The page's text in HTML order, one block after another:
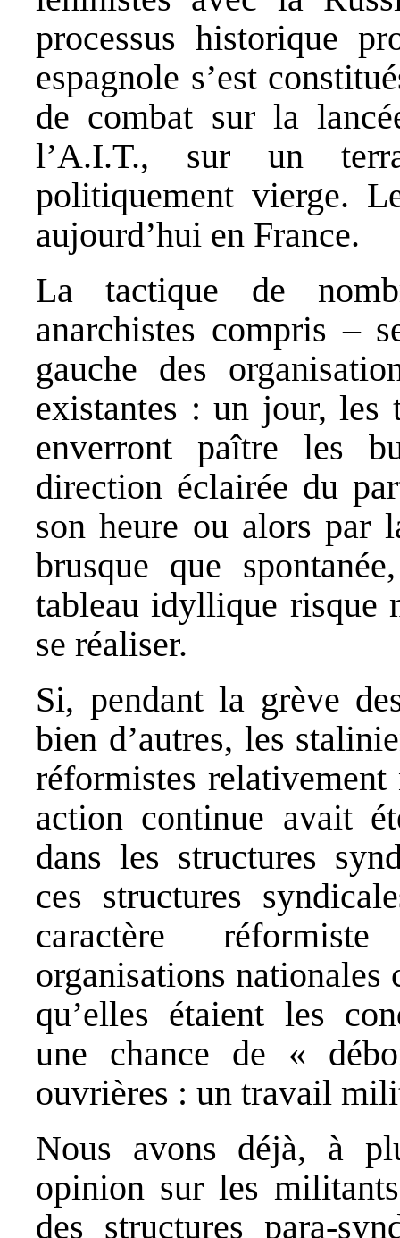
processus historique
espagnole s’est
de combat sur la
l’A.I.T., sur un
politiquement vierge.
aujourd’hui en France.
La tactique de
anarchistes compris –
gauche des
existantes : un jour, les
enverront paître les
direction éclairée du
son heure ou alors par
brusque que
tableau idyllique risque
se réaliser.
Si, pendant la grève
bien d’autres, les
réformistes relativement
action continue avait
dans les structures
ces structures
caractère
organisations nationales
qu’elles étaient les
une chance de «
ouvrières : un travail
Nous avons déjà, à
opinion sur les
des structures para-